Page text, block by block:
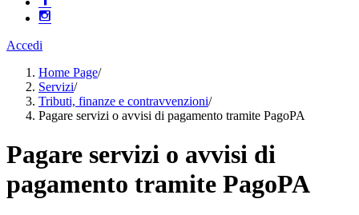
Accedi
Home Page/
Servizi/
Tributi, finanze e contravvenzioni/
Pagare servizi o avvisi di pagamento tramite PagoPA
Pagare servizi o avvisi di
pagamento tramite PagoPA